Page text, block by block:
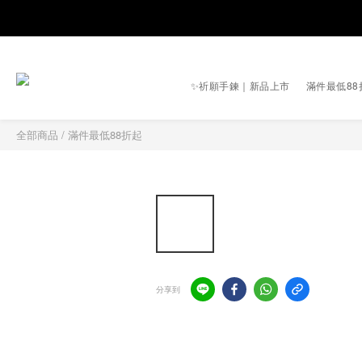
✨祈願手鍊｜新品上市 滿件最低88
全部商品 / 滿件最低88折起
分享到